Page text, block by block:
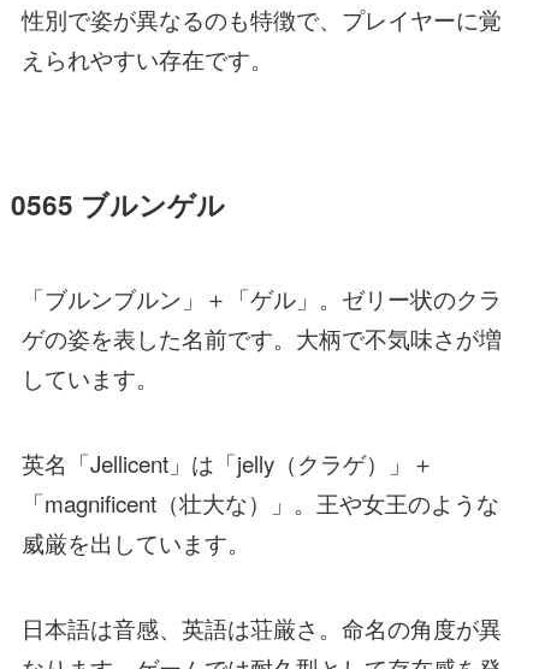
性別で姿が異なるのも特徴で、プレイヤーに覚
えられやすい存在です。
0565 ブルンゲル
「ブルンブルン」＋「ゲル」。ゼリー状のクラ
ゲの姿を表した名前です。大柄で不気味さが増
しています。
英名「Jellicent」は「jelly（クラゲ）」＋
「magnificent（壮大な）」。王や女王のような
威厳を出しています。
日本語は音感、英語は荘厳さ。命名の角度が異